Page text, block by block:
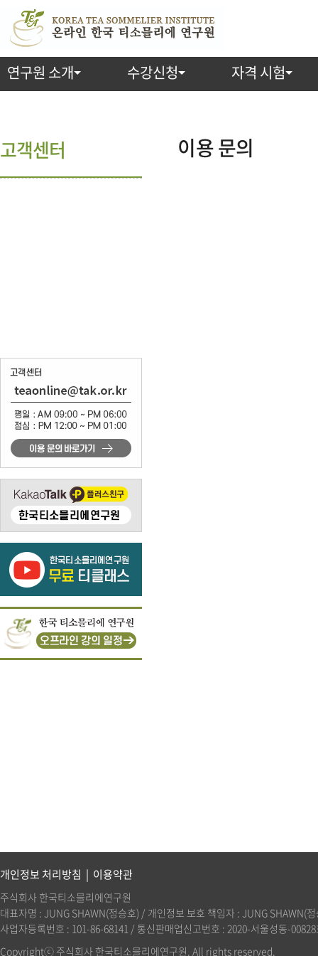
연구원 소개 수강신청 자격 시험
이용 문의
고객센터
개인정보 처리방침 | 이용약관
주식회사 한국티소믈리에연구원
대표자명 : JUNG SHAWN(정승호) / 개인정보 보호 책임자 : JUNG
사업자등록번호 : 101-86-68141 / 통신판매업신고번호 : 2020-서울성동-
Copyrightⓒ 주식회사 한국티소믈리에연구원. All rights reserved.